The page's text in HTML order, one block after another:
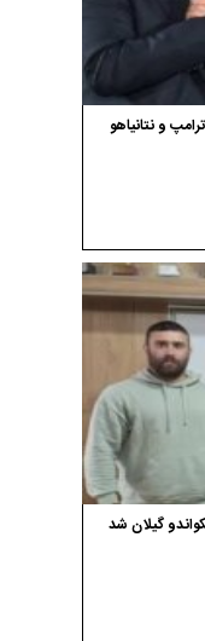
گیلان شد